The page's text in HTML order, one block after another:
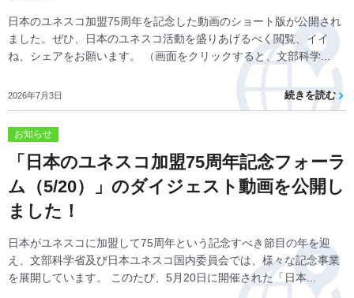
日本のユネスコ加盟75周年を記念した動画のショート版が公開され
ました。ぜひ、日本のユネスコ活動を盛りあげるべく閲覧、イイ
ね、シェアをお願います。 （画面をクリックすると、文部科学...
2026年7月3日 続きを読む
お知らせ
「日本のユネスコ加盟75周年記念フォーラ
ム（5/20）」のダイジェスト動画を公開し
ました！
日本がユネスコに加盟して75周年という記念すべき節目の年を迎
え、文部科学省及び日本ユネスコ国内委員会では、様々な記念事業
を展開しています。 このたび、5月20日に開催された「日本...